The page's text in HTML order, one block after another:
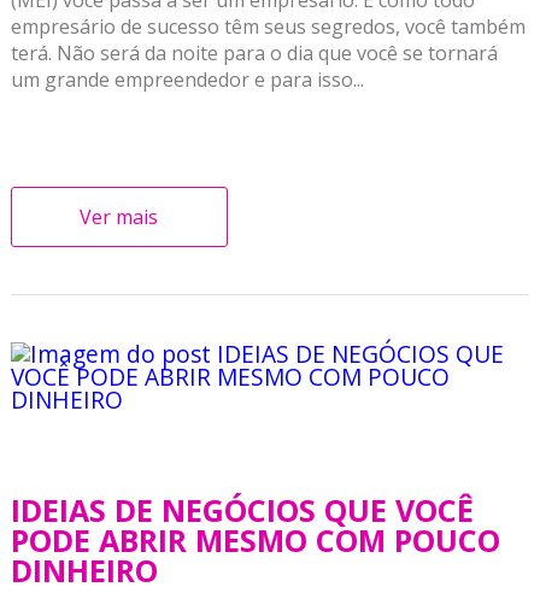
empresário de sucesso têm seus segredos, você também
terá. Não será da noite para o dia que você se tornará
um grande empreendedor e para isso...
Ver mais
IDEIAS DE NEGÓCIOS QUE VOCÊ
PODE ABRIR MESMO COM POUCO
DINHEIRO